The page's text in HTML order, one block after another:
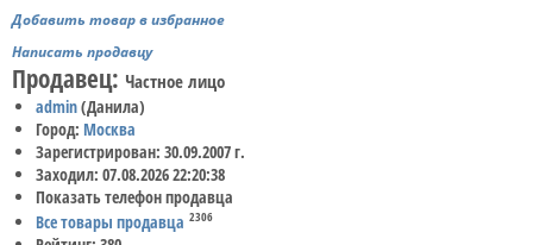
Добавить товар в избранное
Написать продавцу
Продавец: Частное лицо
admin(Данила)
Город: Москва
Зарегистрирован: 30.09.2007 г.
Заходил: 07.08.2026 22:20:38
Показать телефон продавца
Все товары продавца 2306